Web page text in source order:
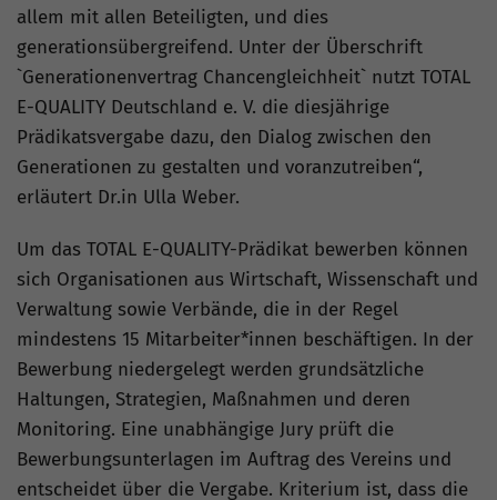
allem mit allen Beteiligten, und dies
generationsübergreifend. Unter der Überschrift
`Generationenvertrag Chancengleichheit` nutzt TOTAL
E-QUALITY Deutschland e. V. die diesjährige
Prädikatsvergabe dazu, den Dialog zwischen den
Generationen zu gestalten und voranzutreiben“,
erläutert Dr.in Ulla Weber.
Um das TOTAL E-QUALITY-Prädikat bewerben können
sich Organisationen aus Wirtschaft, Wissenschaft und
Verwaltung sowie Verbände, die in der Regel
mindestens 15 Mitarbeiter*innen beschäftigen. In der
Bewerbung niedergelegt werden grundsätzliche
Haltungen, Strategien, Maßnahmen und deren
Monitoring. Eine unabhängige Jury prüft die
Bewerbungsunterlagen im Auftrag des Vereins und
entscheidet über die Vergabe. Kriterium ist, dass die